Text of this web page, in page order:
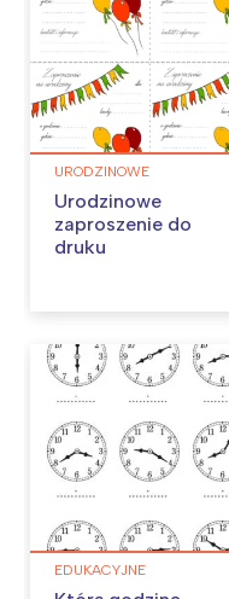
URODZINOWE
Urodzinowe
zaproszenie do
druku
EDUKACYJNE